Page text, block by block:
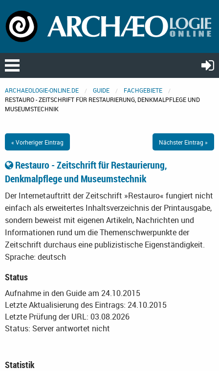
ARCHAEOLOGIE-ONLINE.DE GUIDE
FACHGEBIETE
RESTAURO - ZEITSCHRIFT FÜR RESTAURIERUNG, DENKMALPFLEGE UND
MUSEUMSTECHNIK
« Vorheriger Eintrag Nächster Eintrag »
Restauro - Zeitschrift für Restaurierung,
Denkmalpflege und Museumstechnik
Der Internetauftritt der Zeitschrift »Restauro« fungiert nicht
einfach als erweitertes Inhaltsverzeichnis der Printausgabe,
sondern beweist mit eigenen Artikeln, Nachrichten und
Informationen rund um die Themenschwerpunkte der
Zeitschrift durchaus eine publizistische Eigenständigkeit.
Sprache: deutsch
Status
Aufnahme in den Guide am 24.10.2015
Letzte Aktualisierung des Eintrags: 24.10.2015
Letzte Prüfung der URL: 03.08.2026
Status: Server antwortet nicht
Statistik